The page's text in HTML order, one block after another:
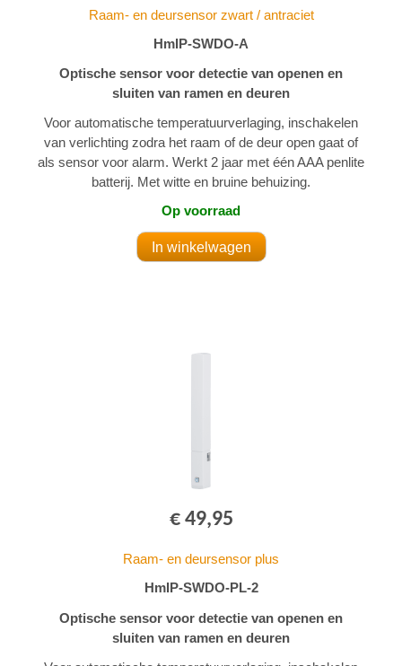
Raam- en deursensor zwart / antraciet
HmIP-SWDO-A
Optische sensor voor detectie van openen en
sluiten van ramen en deuren
Voor automatische temperatuurverlaging, inschakelen
van verlichting zodra het raam of de deur open gaat of
als sensor voor alarm. Werkt 2 jaar met één AAA penlite
batterij. Met witte en bruine behuizing.
Op voorraad
€ 49,95
Raam- en deursensor plus
HmIP-SWDO-PL-2
Optische sensor voor detectie van openen en
sluiten van ramen en deuren